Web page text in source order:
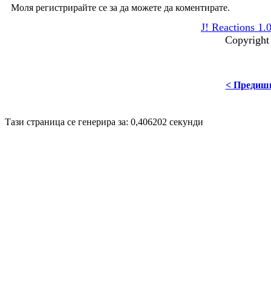
Моля регистрирайте се за да можете да коментирате.
J! Reactions
<
Тази страница се генерира за: 0,406202 секунди